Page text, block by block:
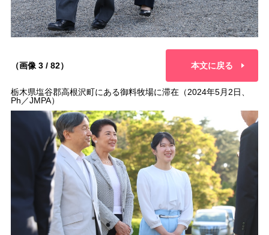
（画像 3 / 82） 本文に戻る
栃木県塩谷郡高根沢町にある御料牧場に滞在（2024年5月2日、
Ph／JMPA）